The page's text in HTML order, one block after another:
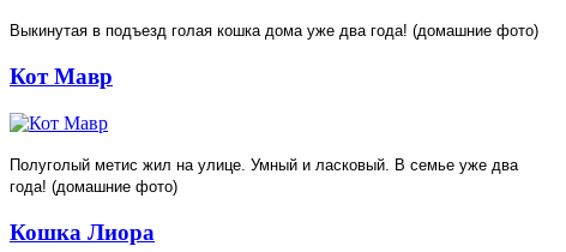
Выкинутая в подъезд голая кошка дома уже два года! (домашние фото)
Кот Мавр
Полуголый метис жил на улице. Умный и ласковый. В семье уже два
года! (домашние фото)
Кошка Лиора